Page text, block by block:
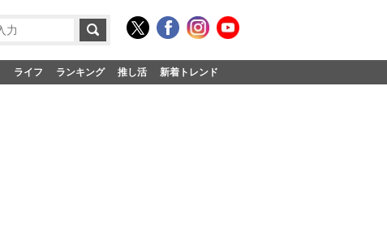
ライフ ランキング 推し活 新着トレンド